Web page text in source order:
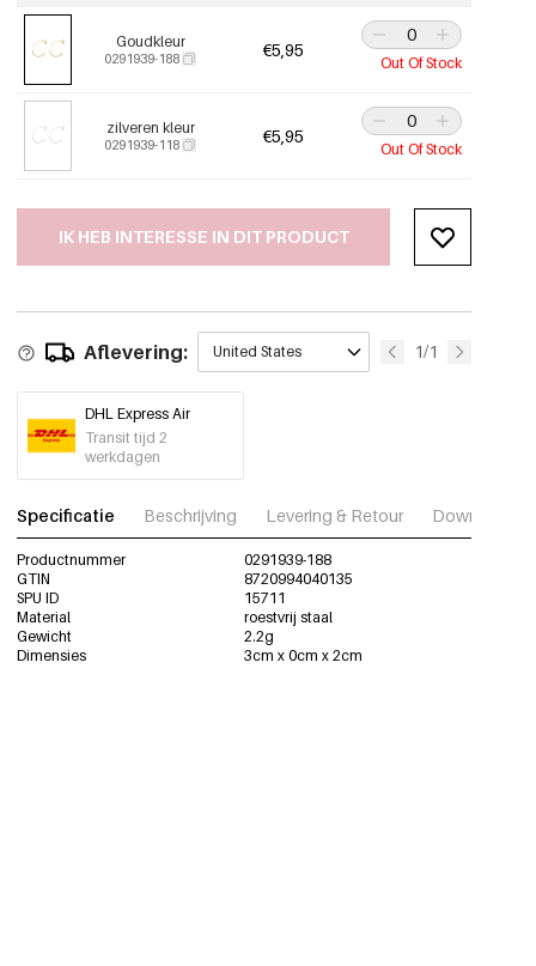
Goudkleur
0291939-188 €5,95
Out Of Stock
zilveren kleur
0291939-118 €5,95
Out Of Stock
IK HEB INTERESSE IN DIT PRODUCT
Aflevering: United States 1/1
DHL Express Air
Transit tijd 2
werkdagen
Specificatie Beschrijving Levering & Retour Download
Productnummer
0291939-188
GTIN
8720994040135
SPU ID
15711
Material
roestvrij staal
Gewicht
2.2g
Dimensies
3cm x 0cm x 2cm